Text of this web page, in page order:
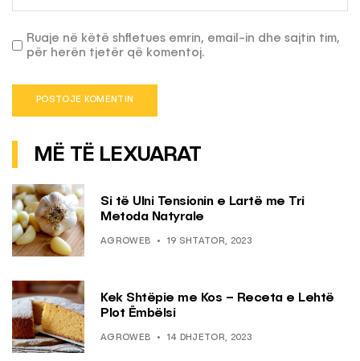
Ruaje në këtë shfletues emrin, email-in dhe sajtin tim,
për herën tjetër që komentoj.
MË TË LEXUARAT
Si të Ulni Tensionin e Lartë me Tri
Metoda Natyrale
AGROWEB 19 SHTATOR, 2023
Kek Shtëpie me Kos – Receta e Lehtë
Plot Ëmbëlsi
AGROWEB 14 DHJETOR, 2023